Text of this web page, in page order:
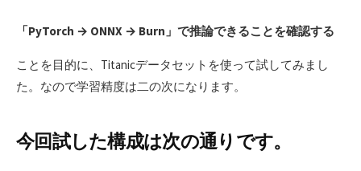
「PyTorch → ONNX → Burn」で推論できることを確認する
ことを目的に、Titanicデータセットを使って試してみまし
た。なので学習精度は二の次になります。
今回試した構成は次の通りです。